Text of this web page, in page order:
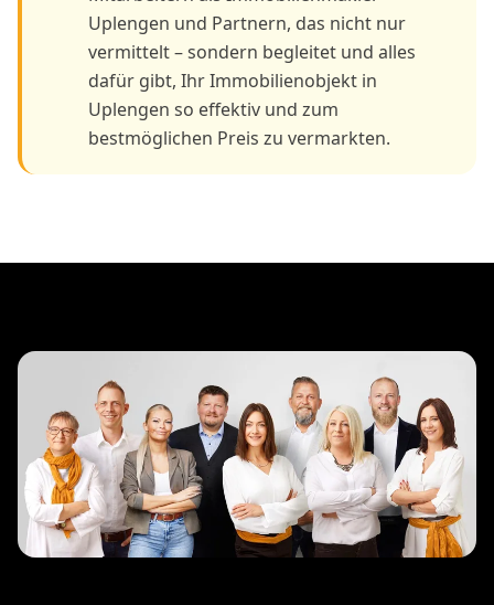
Uplengen und Partnern, das nicht nur
vermittelt – sondern begleitet und alles
dafür gibt, Ihr Immobilienobjekt in
Uplengen so effektiv und zum
bestmöglichen Preis zu vermarkten.